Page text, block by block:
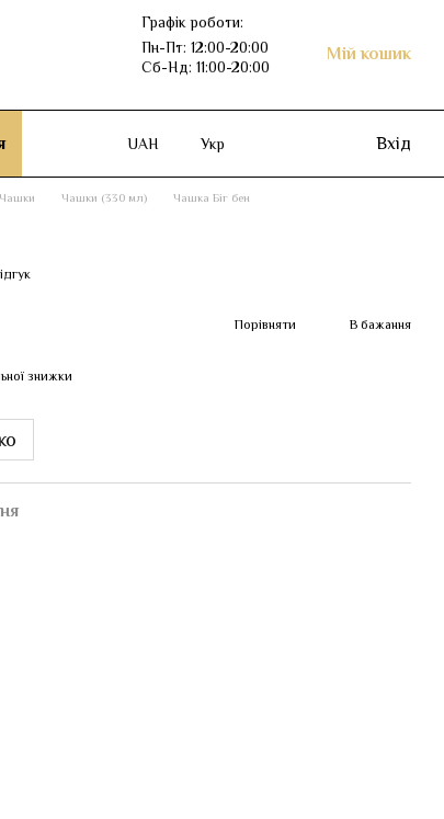
Графік роботи:
Пн-Пт: 12:00-20:00
Сб-Нд: 11:00-20:00
Мій кошик
UAH Укр Вхід
Чашки Чашки (330 мл) Чашка Біг бен
Порівняти В бажання
знижки